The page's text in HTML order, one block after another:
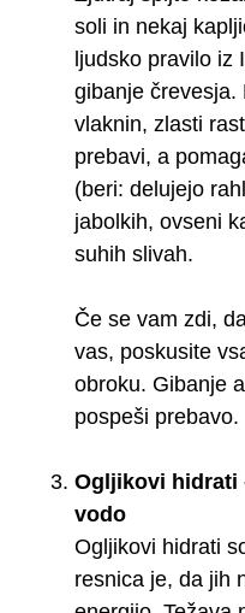
soli in nekaj
ljudsko pravilo iz
gibanje črevesja.
vlaknin, zlasti
prebavi, a
(beri: delujejo
jabolkih, ovseni
suhih slivah.
Če se vam zdi,
vas, poskusite
obroku. Gibanje
pospeši prebavo.
Ogljikovi hidrati
vodo
Ogljikovi hidrati
resnica je, da jih